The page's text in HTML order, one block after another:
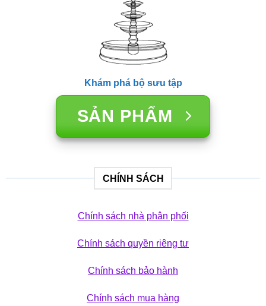
Khám phá bộ sưu tập
SẢN PHẨM
CHÍNH SÁCH
Chính sách nhà phân phối
Chính sách quyền riêng tư
Chính sách bảo hành
Chính sách mua hàng